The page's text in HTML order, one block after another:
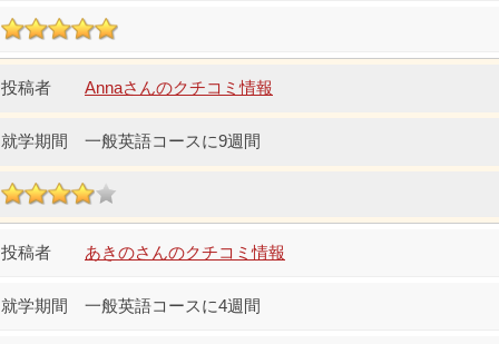
Annaさんのクチコミ情報
一般英語コースに9週間
あきのさんのクチコミ情報
一般英語コースに4週間